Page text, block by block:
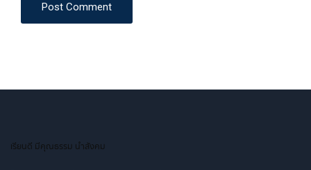
Post Comment
เรียนดี มีคุณธรรม นำสังคม